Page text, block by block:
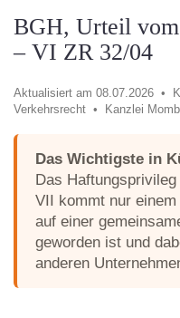
BGH, Urteil
– VI ZR 32/04
Aktualisiert am 08.07.2026 •
Verkehrsrecht •
Kanzlei
Das Wichtigste in
Das
VII kommt nur
auf einer
geworden ist und
anderen